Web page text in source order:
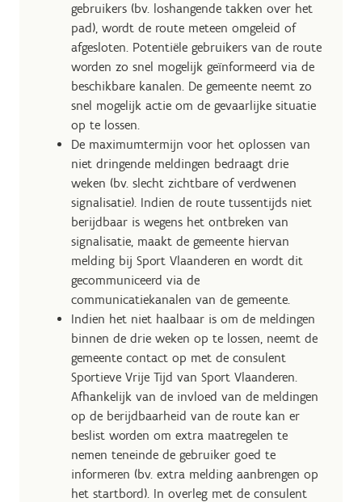
gebruikers (bv. loshangende takken over het
pad), wordt de route meteen omgeleid of
afgesloten. Potentiële gebruikers van de route
worden zo snel mogelijk geïnformeerd via de
beschikbare kanalen. De gemeente neemt zo
snel mogelijk actie om de gevaarlijke situatie
op te lossen.
De maximumtermijn voor het oplossen van
niet dringende meldingen bedraagt drie
weken (bv. slecht zichtbare of verdwenen
signalisatie). Indien de route tussentijds niet
berijdbaar is wegens het ontbreken van
signalisatie, maakt de gemeente hiervan
melding bij Sport Vlaanderen en wordt dit
gecommuniceerd via de
communicatiekanalen van de gemeente.
Indien het niet haalbaar is om de meldingen
binnen de drie weken op te lossen, neemt de
gemeente contact op met de consulent
Sportieve Vrije Tijd van Sport Vlaanderen.
Afhankelijk van de invloed van de meldingen
op de berijdbaarheid van de route kan er
beslist worden om extra maatregelen te
nemen teneinde de gebruiker goed te
informeren (bv. extra melding aanbrengen op
het startbord). In overleg met de consulent